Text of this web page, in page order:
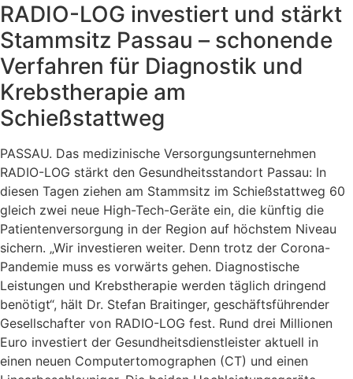
RADIO-LOG investiert und stärkt
Stammsitz Passau – schonende
Verfahren für Diagnostik und
Krebstherapie am
Schießstattweg
PASSAU. Das medizinische Versorgungsunternehmen
RADIO-LOG stärkt den Gesundheitsstandort Passau: In
diesen Tagen ziehen am Stammsitz im Schießstattweg 60
gleich zwei neue High-Tech-Geräte ein, die künftig die
Patientenversorgung in der Region auf höchstem Niveau
sichern. „Wir investieren weiter. Denn trotz der Corona-
Pandemie muss es vorwärts gehen. Diagnostische
Leistungen und Krebstherapie werden täglich dringend
benötigt“, hält Dr. Stefan Braitinger, geschäftsführender
Gesellschafter von RADIO-LOG fest. Rund drei Millionen
Euro investiert der Gesundheitsdienstleister aktuell in
einen neuen Computertomographen (CT) und einen